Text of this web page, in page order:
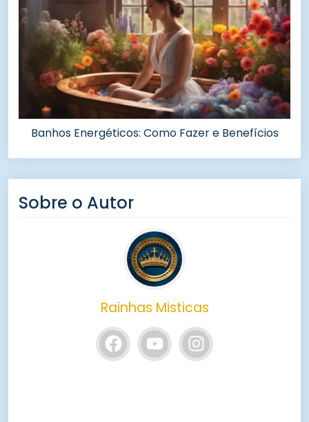
Banhos Energéticos: Como Fazer e Benefícios
Sobre o Autor
Rainhas Misticas